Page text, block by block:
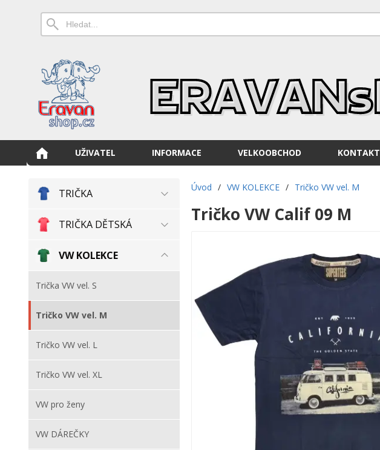
UŽIVATEL INFORMACE VELKOOBCHOD KONTAKT
TRIČKA
TRIČKA DĚTSKÁ
VW KOLEKCE
Trička VW vel. S
Tričko VW vel. M
Tričko VW vel. L
Tričko VW vel. XL
VW pro ženy
VW DÁREČKY
Úvod / VW KOLEKCE / Tričko VW vel. M
Tričko VW Calif 09 M